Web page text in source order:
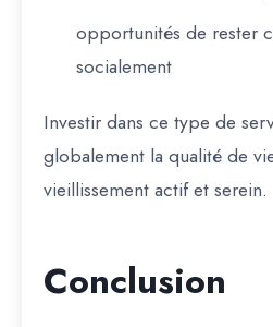
opportunités de rester
socialement
Investir dans ce type de
globalement la qualité de
vieillissement actif et serein.
Conclusion